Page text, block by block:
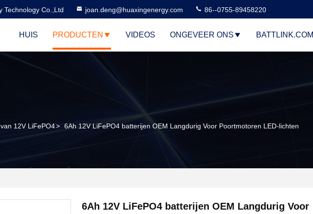
Technology Co.,Ltd joan.deng@huaxingenergy.com 86--0755-89458220
HUIS PRODUCTEN VIDEOS ONGEVEER ONS BATTLINK.COM
12V LiFePO4> 6Ah 12V LiFePO4 batterijen OEM Langdurig Voor Poortmotoren LED-lichten
6Ah 12V LiFePO4 batterijen OEM Langdurig Voor